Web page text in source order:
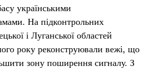
українськими
На підконтрольних
і Луганської областей
року реконструювали вежі, що
зону поширення сигналу. З